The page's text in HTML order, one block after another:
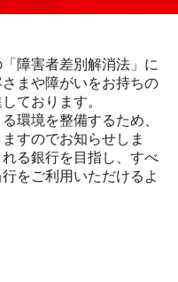
障害者差別解消法」に
まや障がいをお持ちの
ております。
環境を整備するため、
すのでお知らせしま
る銀行を目指し、すべ
をご利用いただけるよ